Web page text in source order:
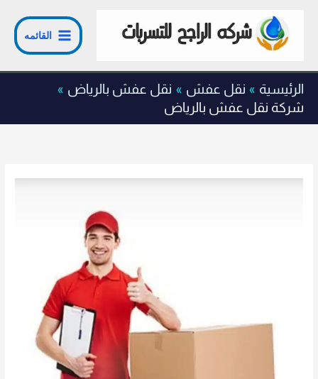
المحتوى
القائمه
الرئيسية نقل عفش
نقل عفش بالرياض
شركة نقل عفش بالرياض